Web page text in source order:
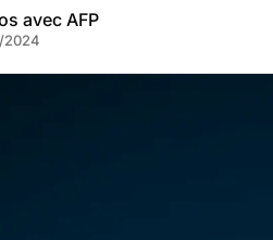
avec AFP
2024